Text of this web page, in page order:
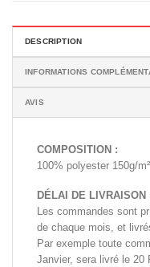
DESCRIPTION
INFORMATIONS
AVIS
COMPOSITION :
100% polyester 150g/m²
DÉLAI DE LIVRAISON
Les commandes sont
de chaque mois, et
Par exemple toute
Janvier, sera livré le 20